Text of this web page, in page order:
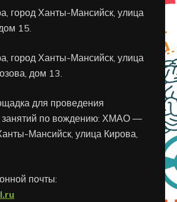
Ханты-Мансийск, улица
15.
Ханты-Мансийск, улица
дом 13.
для проведения
занятий по вождению: ХМАО —
Мансийск, улица Кирова,
почты: